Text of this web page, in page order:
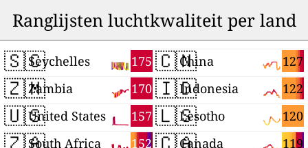
Ranglijsten luchtkwaliteit per land
🇸🇨 175
Seychelles
🇿🇲 170
Zambia
🇺🇸 157
United States
152
South Africa
🇨🇳 127
China
🇮🇩 122
Indonesia
🇱🇸 120
Lesotho
119
Canada